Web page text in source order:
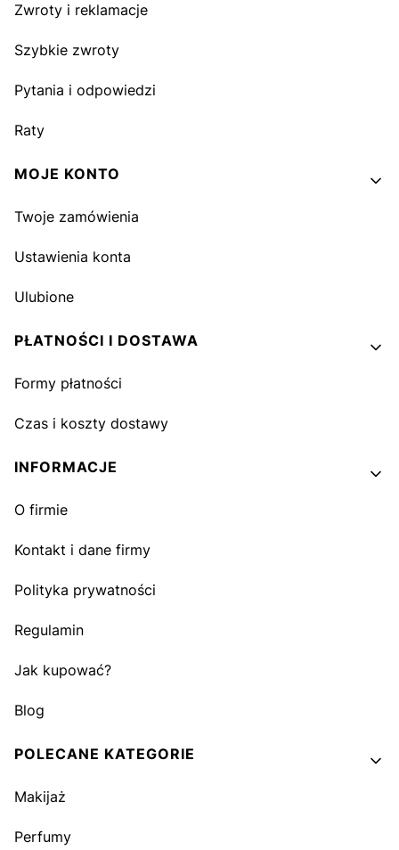
Zwroty i reklamacje
Szybkie zwroty
Pytania i odpowiedzi
Raty
MOJE KONTO
Twoje zamówienia
Ustawienia konta
Ulubione
PŁATNOŚCI I DOSTAWA
Formy płatności
Czas i koszty dostawy
INFORMACJE
O firmie
Kontakt i dane firmy
Polityka prywatności
Regulamin
Jak kupować?
Blog
POLECANE KATEGORIE
Makijaż
Perfumy